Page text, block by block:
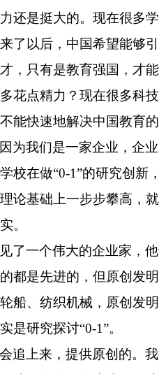
还是挺大的。现在很多
了以后，中国希望能够
，只有是教育强国，才
花点精力？现在很多科
能快速地解决中国教育
为我们是一家企业，企
校在做“0-1”的研究创新
论基础上一步步攀高，
。
了一个伟大的企业家，
都是先进的，但原创发
船、纺织机械，原创发
是研究探讨“0-1”。
追上来，提供原创的。